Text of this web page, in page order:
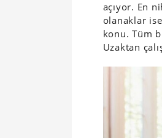
açıyor. En
olanaklar
konu. Tüm
Uzaktan